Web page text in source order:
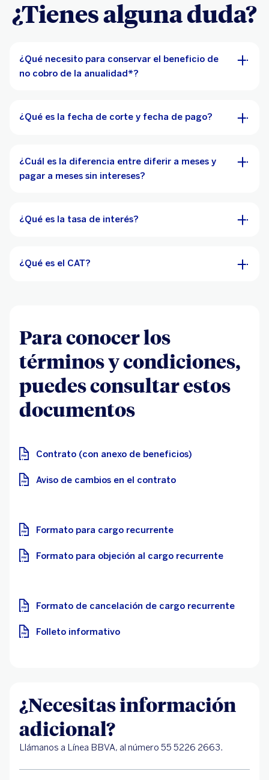
¿Tienes alguna duda?
¿Qué necesito para conservar el beneficio de
no cobro de la anualidad*?
¿Qué es la fecha de corte y fecha de pago?
¿Cuál es la diferencia entre diferir a meses y
pagar a meses sin intereses?
¿Qué es la tasa de interés?
¿Qué es el CAT?
Para conocer los
términos y condiciones,
puedes consultar estos
documentos
Contrato (con anexo de beneficios)
Aviso de cambios en el contrato
Formato para cargo recurrente
Formato para objeción al cargo recurrente
Formato de cancelación de cargo recurrente
Folleto informativo
¿Necesitas información
adicional?
Llámanos a Línea BBVA, al número 55 5226 2663.